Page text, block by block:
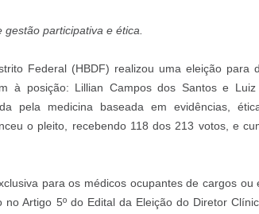
participativa e ética.
Federal (HBDF) realizou uma eleição para
à posição: Lillian Campos dos Santos e Luiz
pela medicina baseada em evidências,
o pleito, recebendo 118 dos 213 votos, e
para os médicos ocupantes de cargos ou
Artigo 5º do Edital da Eleição do Diretor